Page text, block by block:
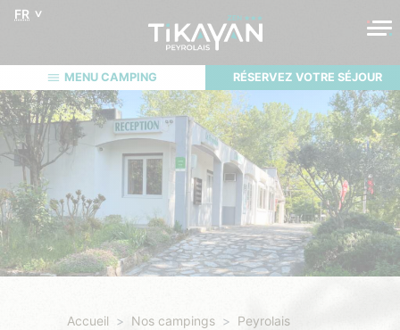
FR
MENU CAMPING RÉSERVEZ VOTRE SÉJOUR
Accueil Nos campings
Peyrolais